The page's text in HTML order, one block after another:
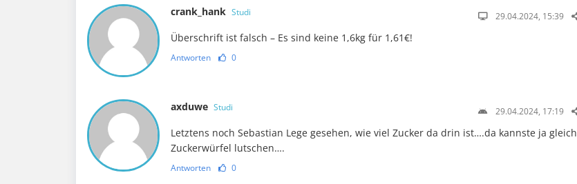
crank_hank Studi 29.04.2024, 15:39
Überschrift ist falsch – Es sind keine 1,6kg für 1,61€!
Antworten 0
axduwe Studi 29.04.2024, 17:19
Letztens noch Sebastian Lege gesehen, wie viel Zucker da drin ist….da kannste ja gleich
Zuckerwürfel lutschen….
Antworten 0